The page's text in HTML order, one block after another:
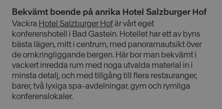
Bekvämt boende på anrika Hotel Salzburger Hof
Vackra Hotel Salzburger Hofär vårt eget
konferenshotell i Bad Gastein. Hotellet har ett av byns
bästa lägen, mitt i centrum, med panoramautsikt över
de omkringliggande bergen. Här bor man bekvämt i
vackert inredda rum med noga utvalda material in i
minsta detalj, och med tillgång till flera restauranger,
barer, två lyxiga spa-avdelningar, gym och rymliga
konferenslokaler.